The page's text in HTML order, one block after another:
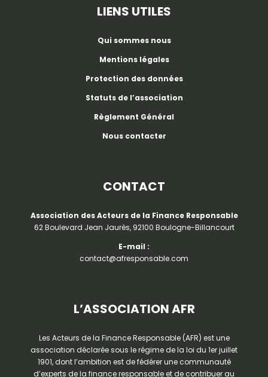
LIENS UTILES
Qui sommes nous
Mentions légales
Protection des données
Statuts de l’association
Règlement Général
Nous contacter
CONTACT
Association des Acteurs de la Finance Responsable
62 Boulevard Jean Jaurès, 92100 Boulogne-Billancourt
E-mail :
contact@afresponsable.com
L’ASSOCIATION AFR
Les Acteurs de la Finance Responsable (AFR) est une
association déclarée sous le régime de la loi du 1er juillet
1901, dont l’ambition est de fédérer une communauté
d’experts de la finance responsable et de contribuer au